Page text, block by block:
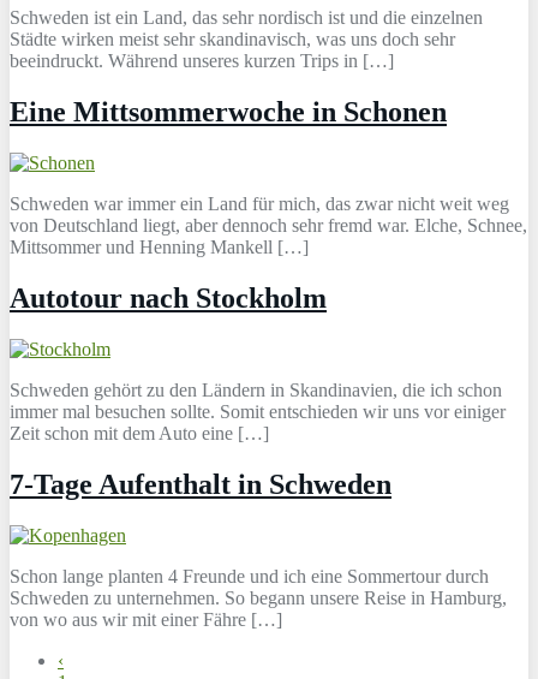
Schweden ist ein Land, das sehr nordisch ist und die einzelnen
Städte wirken meist sehr skandinavisch, was uns doch sehr
beeindruckt. Während unseres kurzen Trips in […]
Eine Mittsommerwoche in Schonen
Schweden war immer ein Land für mich, das zwar nicht weit weg
von Deutschland liegt, aber dennoch sehr fremd war. Elche, Schnee,
Mittsommer und Henning Mankell […]
Autotour nach Stockholm
Schweden gehört zu den Ländern in Skandinavien, die ich schon
immer mal besuchen sollte. Somit entschieden wir uns vor einiger
Zeit schon mit dem Auto eine […]
7-Tage Aufenthalt in Schweden
Schon lange planten 4 Freunde und ich eine Sommertour durch
Schweden zu unternehmen. So begann unsere Reise in Hamburg,
von wo aus wir mit einer Fähre […]
‹